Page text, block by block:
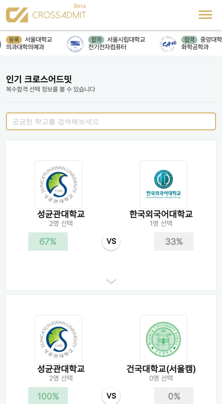
등록
서울대학교
의과대학의예과
합격
서울시립대학교
전기전자컴퓨터
합격
중앙대학
화학공학과
인기 크로스어드밋
복수합격 선택 정보를 볼 수 있습니다
성균관대학교
2명 선택
한국외국어대학교
1명 선택
67% VS 33%
성균관대학교
2명 선택
건국대학교(서울캠)
0명 선택
100% VS 0%